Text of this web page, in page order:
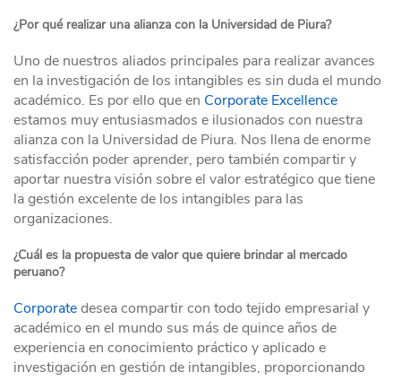
¿Por qué realizar una alianza con la Universidad de Piura?
Uno de nuestros aliados principales para realizar avances
en la investigación de los intangibles es sin duda el mundo
académico. Es por ello que en Corporate Excellence
estamos muy entusiasmados e ilusionados con nuestra
alianza con la Universidad de Piura. Nos llena de enorme
satisfacción poder aprender, pero también compartir y
aportar nuestra visión sobre el valor estratégico que tiene
la gestión excelente de los intangibles para las
organizaciones.
¿Cuál es la propuesta de valor que quiere brindar al mercado
peruano?
Corporatedesea compartir con todo tejido empresarial y
académico en el mundo sus más de quince años de
experiencia en conocimiento práctico y aplicado e
investigación en gestión de intangibles, proporcionando